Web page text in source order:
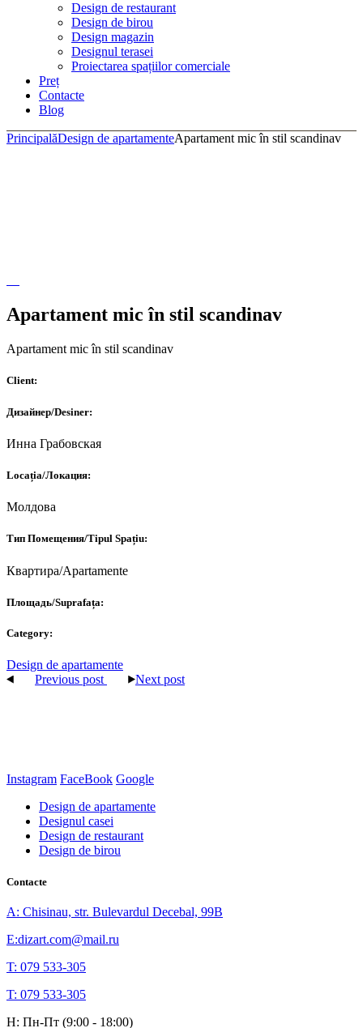
Design de restaurant
Design de birou
Design magazin
Designul terasei
Proiectarea spațiilor comerciale
Preț
Contacte
Blog
PrincipalăDesign de apartamenteApartament mic în stil scandinav
Apartament mic în stil scandinav
Apartament mic în stil scandinav
Client:
Дизайнер/Desiner:
Инна Грабовская
Locația/Локация:
Молдова
Тип Помещения/Tipul Spațiu:
Квартира/Apartamente
Площадь/Suprafața:
Category:
Design de apartamente
Previous post
Next post
Instagram FaceBook Google
Design de apartamente
Designul casei
Design de restaurant
Design de birou
Contacte
A: Chisinau, str. Bulevardul Decebal, 99B
E:dizart.com@mail.ru
T: 079 533-305
T: 079 533-305
H: Пн-Пт (9:00 - 18:00)